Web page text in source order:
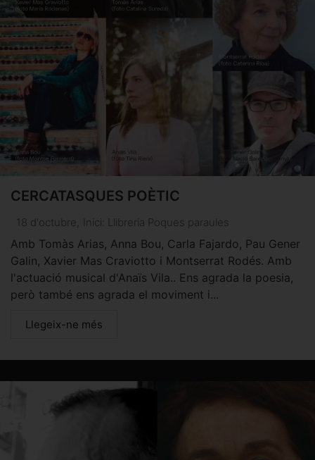
CERCATASQUES POÈTIC
18 d'octubre Inici: Llibreria Poques paraules
Amb Tomàs Arias, Anna Bou, Carla Fajardo, Pau Gener
Galin, Xavier Mas Craviotto i Montserrat Rodés. Amb
l'actuació musical d'Anaïs Vila.. Ens agrada la poesia,
però també ens agrada el moviment i...
Llegeix-ne més